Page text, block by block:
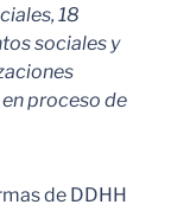
18
sociales y
proceso de
de DDHH